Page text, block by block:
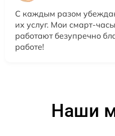
С каждым разом
их услуг. Мои смарт-
работают безупречно
работе!
Наши